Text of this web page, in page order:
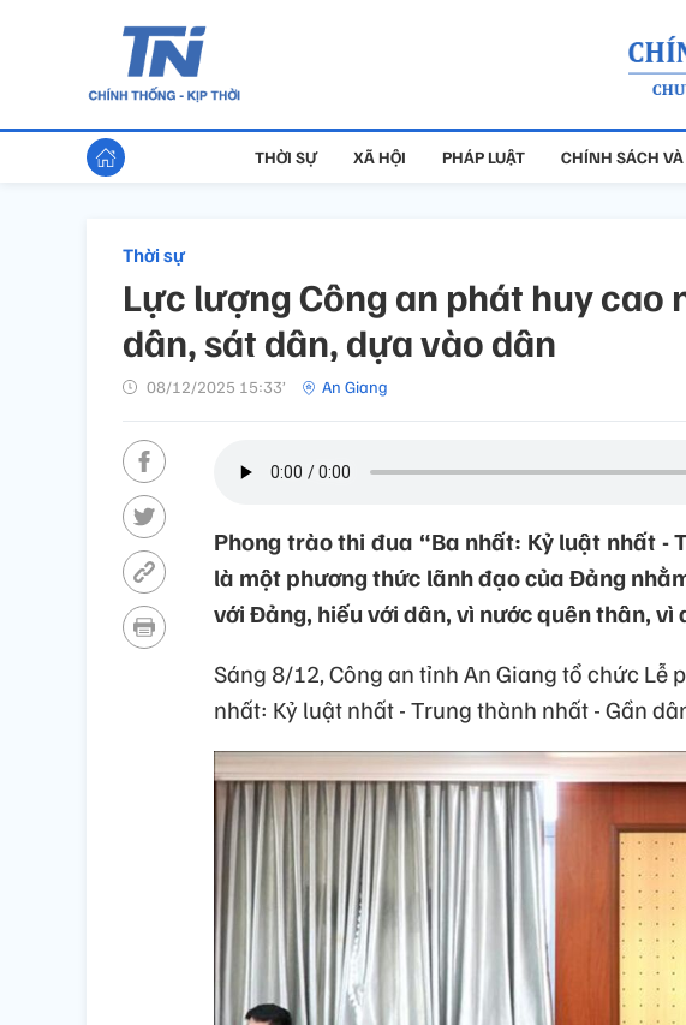
THỜI SỰ XÃ HỘI PHÁP LUẬT CHÍNH SÁCH
Thời sự
Lực lượng Công an phát huy cao
dân, sát dân, dựa vào dân
08/12/2025 15:33’ An Giang
Phong trào thi đua “Ba nhất: Kỷ luật nhất -
là một phương thức lãnh đạo của Đảng
với Đảng, hiếu với dân, vì nước quên thân, vì
Sáng 8/12, Công an tỉnh An Giang tổ chức
nhất: Kỷ luật nhất - Trung thành nhất - Gần